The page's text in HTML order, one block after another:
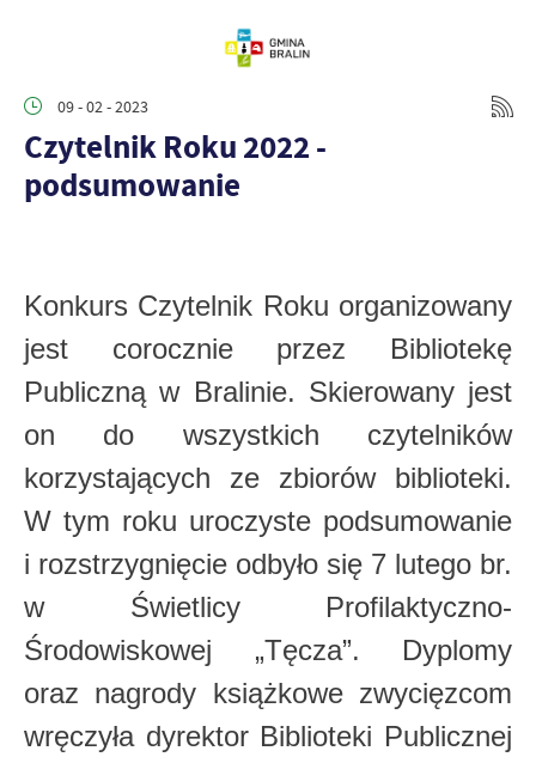
09 - 02 - 2023
Czytelnik Roku 2022 -
podsumowanie
Konkurs Czytelnik Roku organizowany
jest corocznie przez Bibliotekę
Publiczną w Bralinie. Skierowany jest
on do wszystkich czytelników
korzystających ze zbiorów biblioteki.
W tym roku uroczyste podsumowanie
i rozstrzygnięcie odbyło się 7 lutego br.
w Świetlicy Profilaktyczno-
Środowiskowej „Tęcza”. Dyplomy
oraz nagrody książkowe zwycięzcom
wręczyła dyrektor Biblioteki Publicznej